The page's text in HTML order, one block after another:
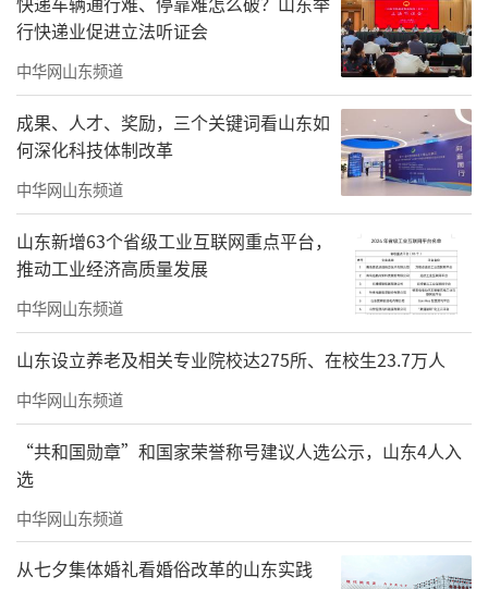
中心，中亚地区的农产品、棉纱由此进入中
国，国产的家电、汽车则一路西行，出口至中
亚。随着中欧班列往来两地，上合示范区已成
为各地与上合组织成员国进行国际经贸交流合
作的重要平台。
“园区内已常态化开行22条国际班列线
路，通达上合组织成员国和共建‘一带一
路’国家的54个城市。近年来，依靠通道优
势，越来越多的内陆城市将货物发至上合示范
区，在此集结后驶向国外。”上合示范区管委
会产业发展一部部长臧元奇说，上合示范区建
设五年来，海关共监管上合示范区到发中欧班
列2765列，年均增长率约35%。进出口集装箱2
2.7万标箱，运送货物总重超190万吨。
“紧邻日韩的地理优势，让山东成为国际
行快递业促进立法听证会
中华网山东频道
成果、人才、奖励，三个关键词看山东如
何深化科技体制改革
中华网山东频道
山东新增63个省级工业互联网重点平台，
推动工业经济高质量发展
中华网山东频道
山东设立养老及相关专业院校达275所、在校生23.7万人
中华网山东频道
“共和国勋章”和国家荣誉称号建议人选公示，山东4人入
选
中华网山东频道
从七夕集体婚礼看婚俗改革的山东实践